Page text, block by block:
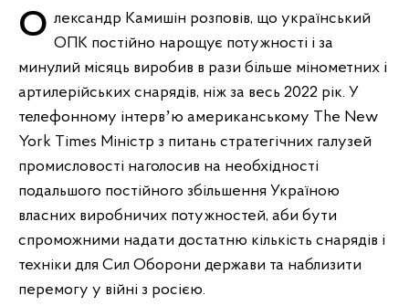
Олександр Камишін розповів, що український ОПК постійно нарощує потужності і за
минулий місяць виробив в рази більше мінометних і
артилерійських снарядів, ніж за весь 2022 рік. У
телефонному інтервʼю американському The New
York Times Міністр з питань стратегічних галузей
промисловості наголосив на необхідності
подальшого постійного збільшення Україною
власних виробничих потужностей, аби бути
спроможними надати достатню кількість снарядів і
техніки для Сил Оборони держави та наблизити
перемогу у війні з росією.